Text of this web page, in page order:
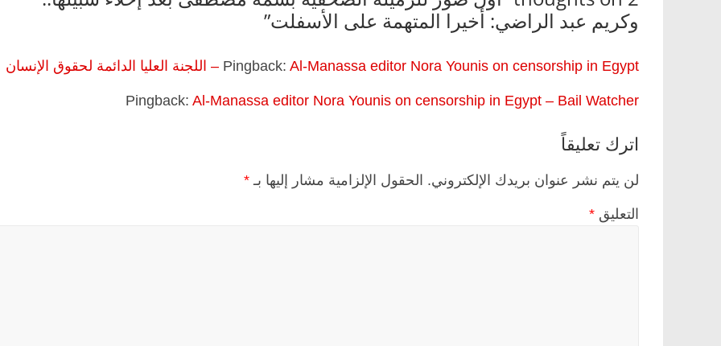
وكريم عبد الراضي: أخيرا المتهمة على الأسفلت”
Pingback: Al-Manassa editor Nora Younis on censorship in Egypt – اللجنة العليا الدائمة لحقوق الإنسان
Pingback: Al-Manassa editor Nora Younis on censorship in Egypt – Bail Watcher
اترك تعليقاً
لن يتم نشر عنوان بريدك الإلكتروني. الحقول الإلزامية مشار إليها بـ *
التعليق *